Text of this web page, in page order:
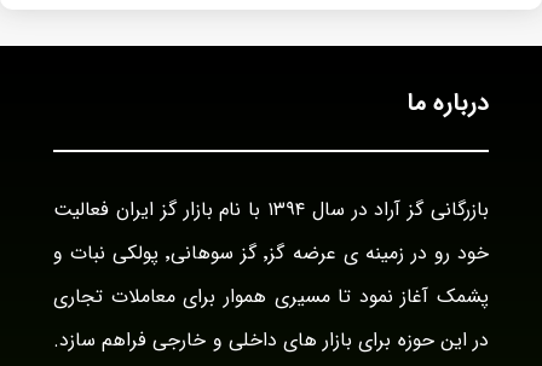
درباره ما
بازرگانی گز آراد در سال ۱۳۹۴ با نام بازار گز ایران فعالیت
خود رو در زمینه ی عرضه گز٬ گز سوهانی٬ پولکی نبات و
پشمک آغاز نمود تا مسیری هموار برای معاملات تجاری
در این حوزه برای بازار های داخلی و خارجی فراهم سازد.